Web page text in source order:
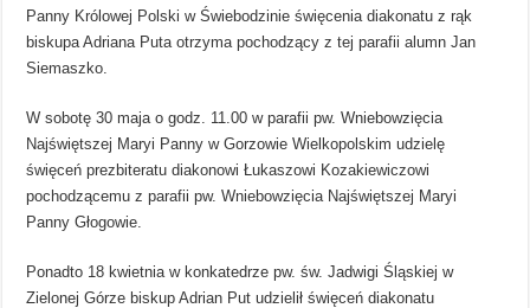
Panny Królowej Polski w Świebodzinie święcenia diakonatu z rąk
biskupa Adriana Puta otrzyma pochodzący z tej parafii alumn Jan
Siemaszko.
W sobotę 30 maja o godz. 11.00 w parafii pw. Wniebowzięcia
Najświętszej Maryi Panny w Gorzowie Wielkopolskim udzielę
święceń prezbiteratu diakonowi Łukaszowi Kozakiewiczowi
pochodzącemu z parafii pw. Wniebowzięcia Najświętszej Maryi
Panny Głogowie.
Ponadto 18 kwietnia w konkatedrze pw. św. Jadwigi Śląskiej w
Zielonej Górze biskup Adrian Put udzielił święceń diakonatu